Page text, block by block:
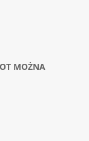
MOŻNA